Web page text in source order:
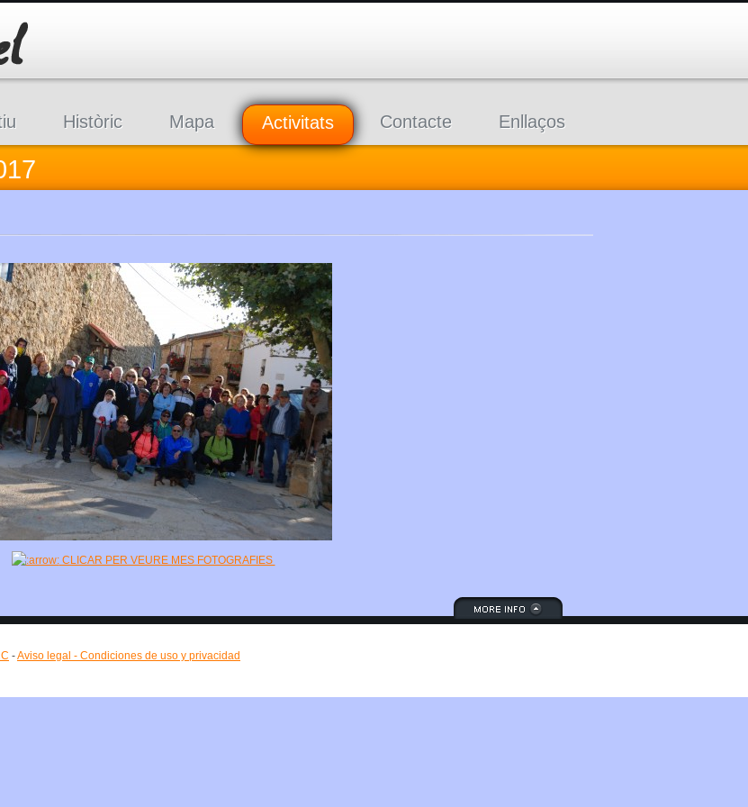
Històric Mapa Activitats Contacte Enllaços
CLICAR PER VEURE MES FOTOGRAFIES
-Aviso legal - Condiciones de uso y privacidad